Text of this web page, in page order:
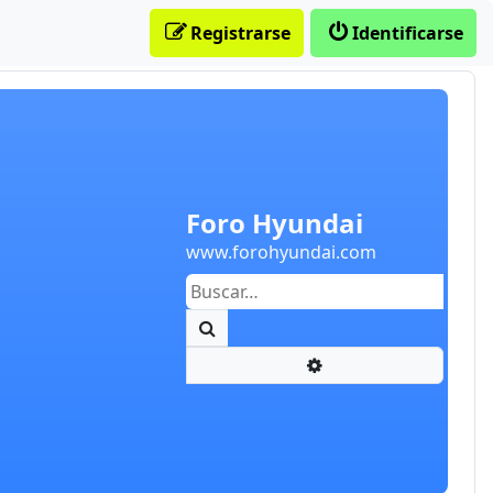
Foro Hyundai
www.forohyundai.com
Identificarse
Registrarse